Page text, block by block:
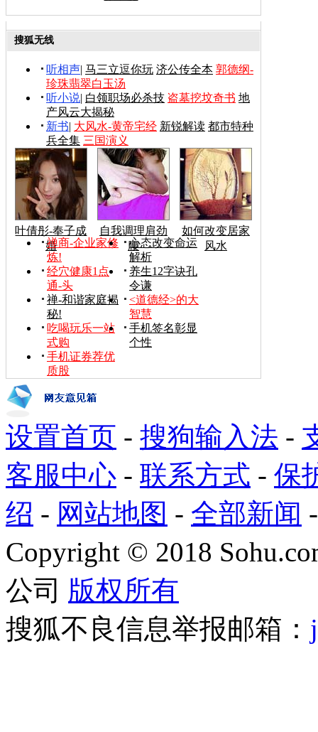
搜狐无线
听相声| 马三立逗你玩 济公传全本 郭德纲-
珍珠翡翠白玉汤
听小说| 白领职场必杀技 盗墓挖坟奇书 地
产风云大揭秘
新书| 大风水-黄帝宅经 新锐解读 都市特种
兵全集 三国演义
叶倩彤-奉子成
婚
自我调理肩劲
腰
如何改变居家
风水
禅商-企业家修
炼!
心态改变命运
解析
经穴健康1点
通-头
养生12字诀孔
令谦
禅-和谐家庭揭
秘!
<道德经>的大
智慧
吃喝玩乐一站
式购
手机签名彰显
个性
手机证券荐优
质股
设置首页 - 搜狗输入法 -
客服中心 - 联系方式 - 保
绍 - 网站地图 - 全部新闻
Copyright © 2018
公司 版权所有
搜狐不良信息举报邮箱：